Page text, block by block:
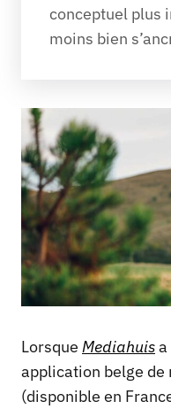
conceptuel plus
moins bien
Lorsque Mediahuisa
application belge de
(disponible en